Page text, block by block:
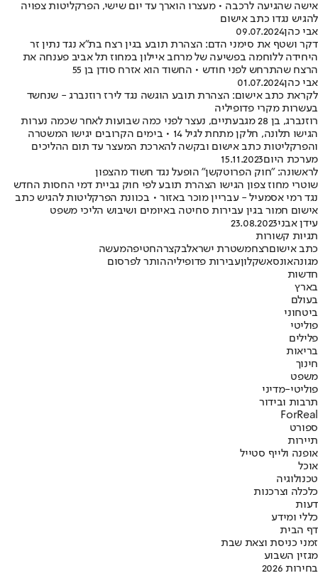
אישה שהגיעה לרכבה • מעצרו הוארך עד יום שישי, הפרקליטות צפויה
להגיש נגדו כתב אישום
אבי כהן09.07.2024
דקר ושטף את סימני הדם: הצהרת תובע בגין רצח בת"א נגד נתין זר
היחידה ללוחמה בפשיעה של מרחב איילון במחוז תל אביב פענחה את
הרצח שהתרחש לפני חודש • החשוד הוא אזרח סודן בן 55
אבי כהן01.07.2024
לקראת כתב אישום: הצהרת תובע הוגשה נגד לירז רוזנברג - שנחשד
בעשרות מקרי פדופיליה
רוזנברג, בן 28 מגבעתיים, נעצר לפני כמה שבועות לאחר שכמה נערות
הגישו תלונה, חלקן מתחת לגיל 14 • בימים הקרובים יגישו המשטרה
והפרקליטות כתב אישום ובקשה להארכת המעצר עד תום ההליכים
מערכת היום15.11.2023
לראשונה: "חוק הפרוטקשן" הופעל נגד חשוד מהצפון
שוטרי מחוז צפון הגישו הצהרת תובע לפי חוק גביית דמי החסות החדש
נגד רמי אסמעיל - עבריין מוכר באזור • בכוונת הפרקליטות להגיש כתב
אישום חמור בגין עבירות סחיטה באיומים ושיבוש הליכי משפט
עידן אבני23.08.2023
תגיות קשורות
כתב אישוםרצחמשטרת ישראלבקצרהחטיפהמעשה
מגונהאונסאשקלוןעבירות פדופיליההותר לפרסום
חדשות
בארץ
בעולם
ביטחוני
פוליטי
פלילים
בריאות
חינוך
משפט
פוליטי-מדיני
תרבות ובידור
ForReal
ספורט
תיירות
אופנה ולייף סטייל
אוכל
טכנולוגיה
כלכלה וצרכנות
דעות
כללי ומידע
דף הבית
זמני כניסת וצאת שבת
מגזין השבוע
בחירות 2026